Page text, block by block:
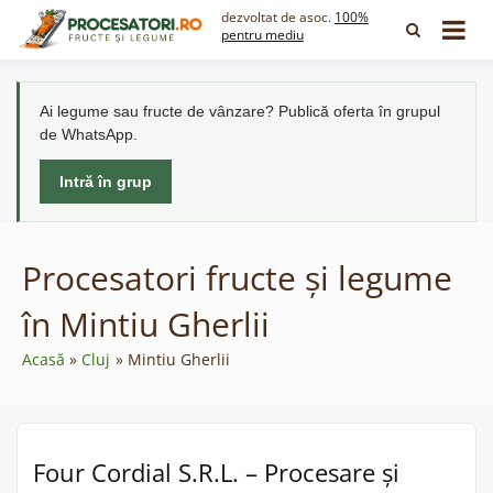
dezvoltat de asoc. 100%
pentru mediu
Ai legume sau fructe de vânzare? Publică oferta în grupul
de WhatsApp.
Intră în grup
Procesatori fructe și legume
în Mintiu Gherlii
Acasă Cluj Mintiu Gherlii
Four Cordial S.R.L. – Procesare și